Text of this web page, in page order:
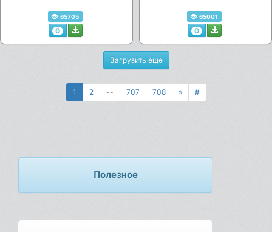
65705
0
65001
0
Загрузить еще
1 2 -- 707 708 » #
Полезное